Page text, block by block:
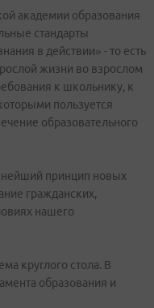
академии образования
стандарты
в действии» - то есть
жизни во взрослом
к школьнику, к
пользуется
образовательного
принцип новых
гражданских,
нашего
круглого стола. В
образования и